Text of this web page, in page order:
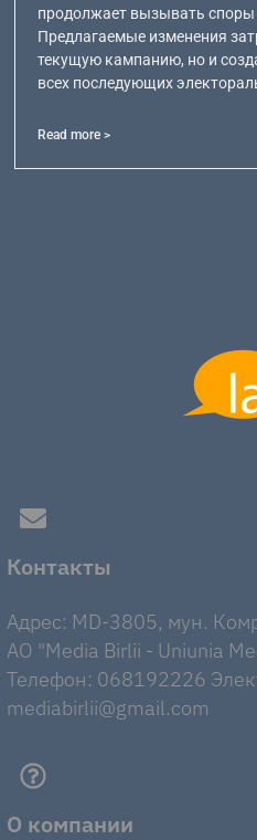
продолжает вызывать споры
Предлагаемые изменения
текущую кампанию, но и
всех последующих
Read more >
Контакты
Адрес: MD-3805, мун.
AO "Media Birlii - Uniunia
Телефон: 068192226
mediabirlii@gmail.com
О компании